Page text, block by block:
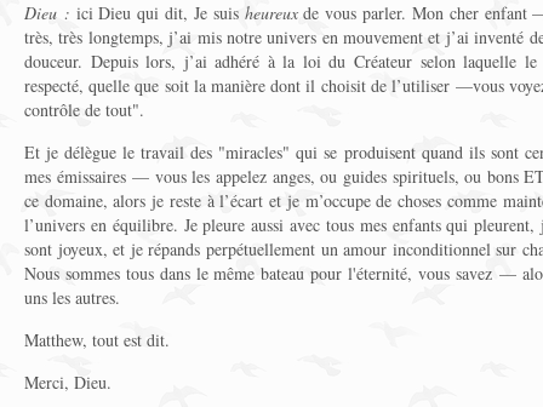
Dieu : ici Dieu qui dit, Je suis heureuxde vous parler. Mon cher
très, très longtemps, j’ai mis notre univers en mouvement et j’ai inventé
douceur. Depuis lors, j’ai adhéré à la loi du Créateur selon laquelle
respecté, quelle que soit la manière dont il choisit de l’utiliser —vous
contrôle de tout".
Et je délègue le travail des "miracles" qui se produisent quand ils sont
mes émissaires — vous les appelez anges, ou guides spirituels, ou bons
ce domaine, alors je reste à l’écart et je m’occupe de choses comme
l’univers en équilibre. Je pleure aussi avec tous mes enfants qui
sont joyeux, et je répands perpétuellement un amour inconditionnel sur
Nous sommes tous dans le même bateau pour l'éternité, vous savez —
uns les autres.
Matthew, tout est dit.
Merci, Dieu.